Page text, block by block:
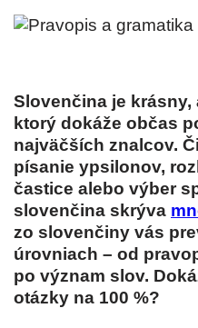
Slovenčina je krásny,
ktorý dokáže občas
najväčších znalcov.
písanie ypsilonov,
častice alebo výber
slovenčina skrýva
zo slovenčiny vás
úrovniach – od
po význam slov.
otázky na 100 %?